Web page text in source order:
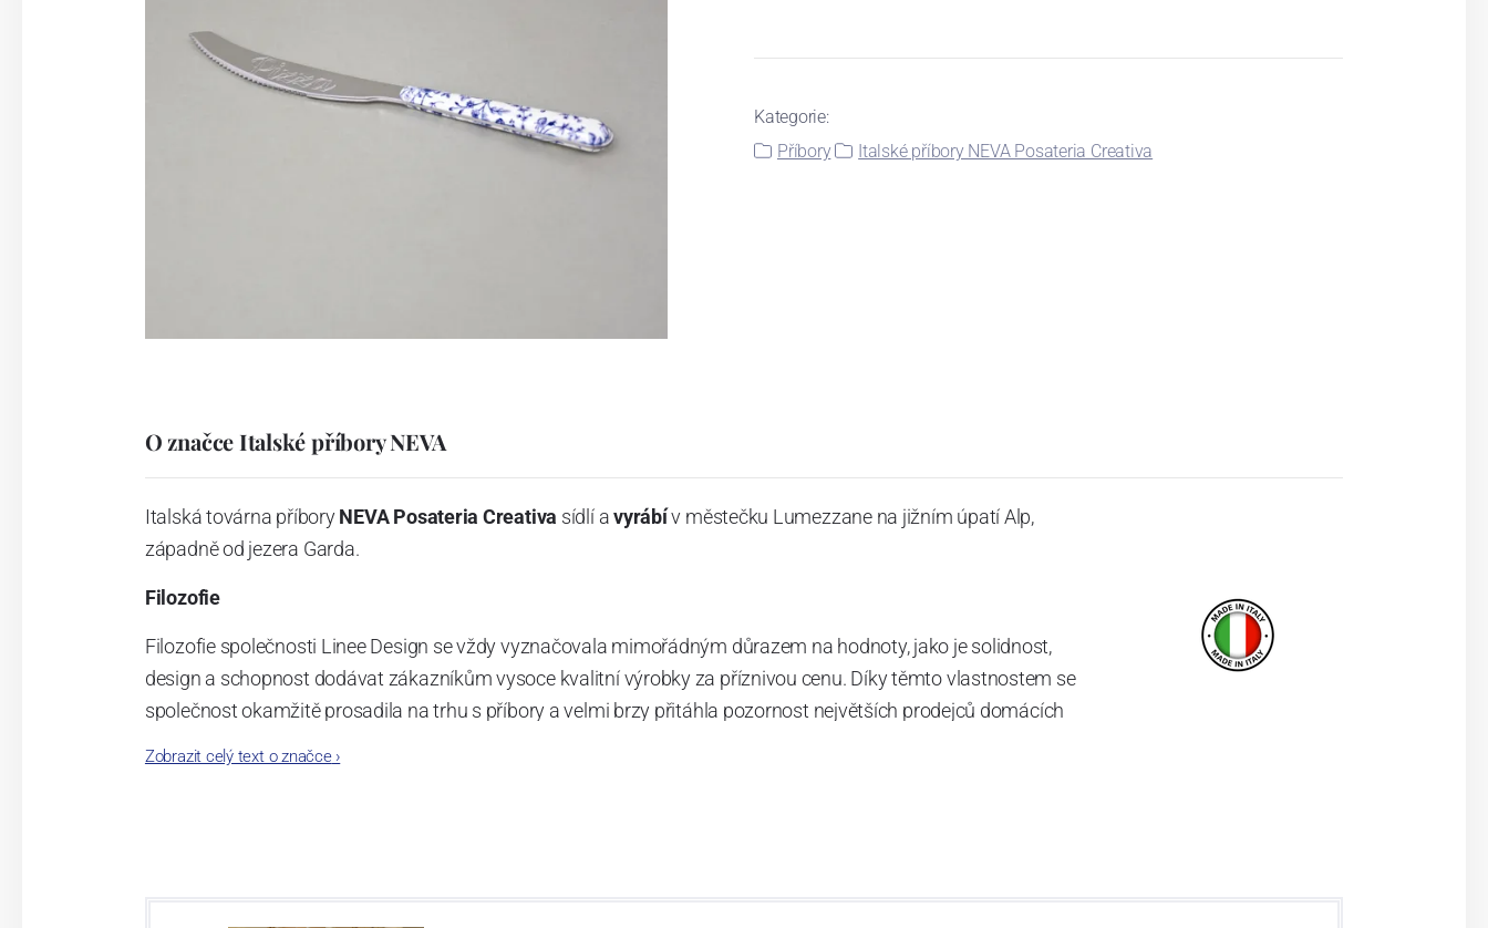
Kategorie:
Příbory
Italské příbory NEVA Posateria Creativa
O značce Italské příbory NEVA
Italská továrna příboryNEVA Posateria Creativa sídlí avyrábív městečku Lumezzane na jižním úpatí Alp,
západně od jezera Garda.
Filozofie
Filozofie společnosti Linee Design se vždy vyznačovala mimořádným důrazem na hodnoty, jako je solidnost,
design a schopnost dodávat zákazníkům vysoce kvalitní výrobky za příznivou cenu. Díky těmto vlastnostem se
společnost okamžitě prosadila na trhu s příbory a velmi brzy přitáhla pozornost největších prodejců domácích
Zobrazit celý text o značce›